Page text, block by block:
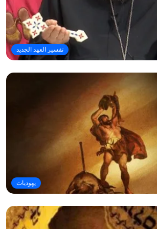
تفسير العهد الجديد
يهوديات